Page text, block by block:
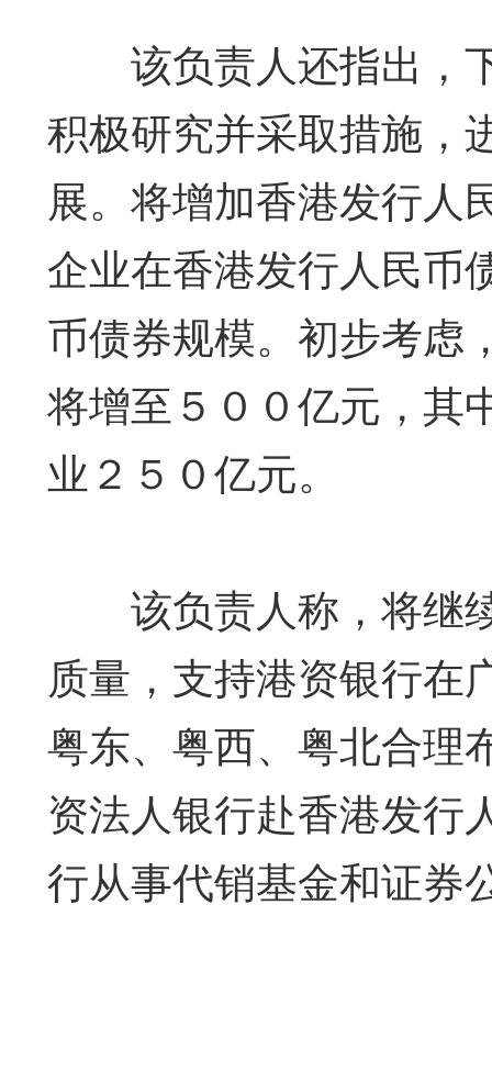
该负责人还指出，
积极研究并采取措施，
展。将增加香港发行人
企业在香港发行人民币
币债券规模。初步考虑
将增至５００亿元，其
业２５０亿元。
该负责人称，将继
质量，支持港资银行在
粤东、粤西、粤北合理
资法人银行赴香港发行
行从事代销基金和证券